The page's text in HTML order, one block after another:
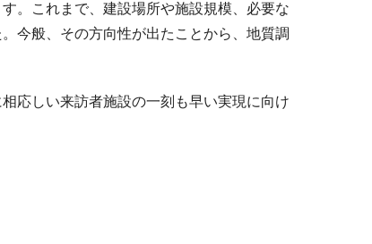
。これまで、建設場所や施設規模、必要な
今般、その方向性が出たことから、地質調
応しい来訪者施設の一刻も早い実現に向け